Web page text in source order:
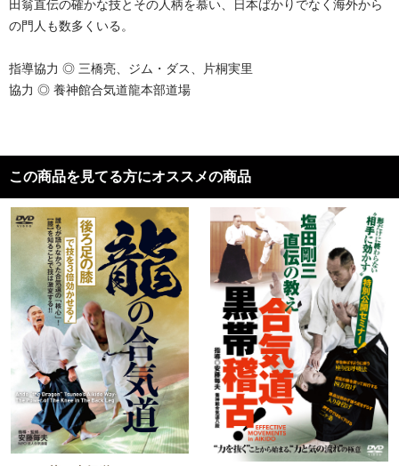
田翁直伝の確かな技とその人柄を慕い、日本ばかりでなく海外から
の門人も数多くいる。
指導協力 ◎ 三橋亮、ジム・ダス、片桐実里
協力 ◎ 養神館合気道龍本部道場
この商品を見てる方にオススメの商品